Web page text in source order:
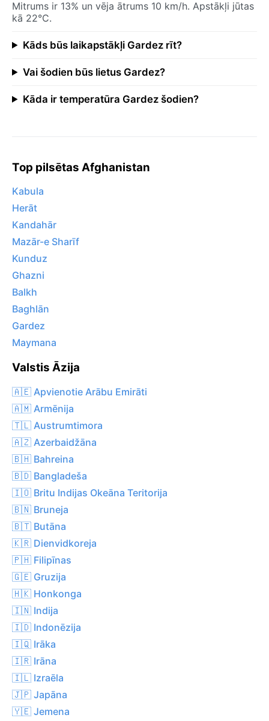
Mitrums ir 13% un vēja ātrums 10 km/h. Apstākļi jūtas
kā 22°C.
Kāds būs laikapstākļi Gardez rīt?
Vai šodien būs lietus Gardez?
Kāda ir temperatūra Gardez šodien?
Top pilsētas Afghanistan
Kabula
Herāt
Kandahār
Mazār-e Sharīf
Kunduz
Ghazni
Balkh
Baghlān
Gardez
Maymana
Valstis Āzija
🇦🇪 Apvienotie Arābu Emirāti
🇦🇲 Armēnija
🇹🇱 Austrumtimora
🇦🇿 Azerbaidžāna
🇧🇭 Bahreina
🇧🇩 Bangladeša
🇮🇴 Britu Indijas Okeāna Teritorija
🇧🇳 Bruneja
🇧🇹 Butāna
🇰🇷 Dienvidkoreja
🇵🇭 Filipīnas
🇬🇪 Gruzija
🇭🇰 Honkonga
🇮🇳 Indija
🇮🇩 Indonēzija
🇮🇶 Irāka
🇮🇷 Irāna
🇮🇱 Izraēla
🇯🇵 Japāna
🇾🇪 Jemena